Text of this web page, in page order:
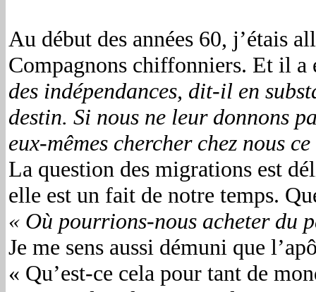
Au début des années 60, j’étais
Compagnons chiffonniers. Et il a
des indépendances, dit-il en
destin. Si nous ne leur donnons
eux-mêmes chercher chez nous
La question des migrations est
elle est un fait de notre temps.
« Où pourrions-nous acheter du
Je me sens aussi démuni que
« Qu’est-ce cela pour tant de